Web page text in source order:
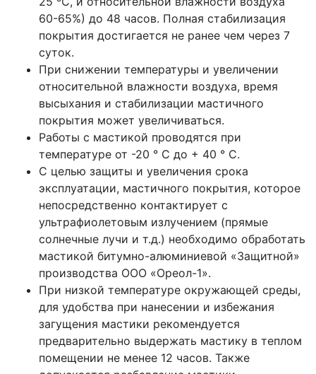
60-65%) до 48 часов. Полная стабилизация
покрытия достигается не ранее чем через 7
суток.
При снижении температуры и увеличении
относительной влажности воздуха, время
высыхания и стабилизации мастичного
покрытия может увеличиваться.
Работы с мастикой проводятся при
температуре от -20 ° C до + 40 ° C.
С целью защиты и увеличения срока
эксплуатации, мастичного покрытия, которое
непосредственно контактирует с
ультрафиолетовым излучением (прямые
солнечные лучи и т.д.) необходимо обработать
мастикой битумно-алюминиевой «Защитной»
производства ООО «Ореол-1».
При низкой температуре окружающей среды,
для удобства при нанесении и избежания
загущения мастики рекомендуется
предварительно выдержать мастику в теплом
помещении не менее 12 часов. Также